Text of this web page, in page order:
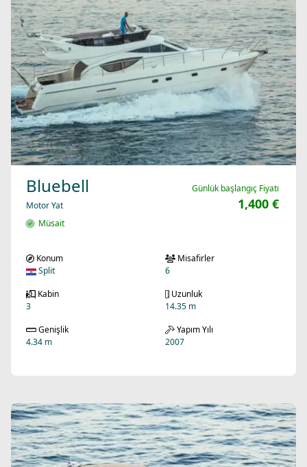
Bluebell
Motor Yat
Müsait
Günlük başlangıç Fiyatı
1,400 €
Konum
Split
Misafirler
6
Kabin
3
Uzunluk
14.35 m
Genişlik
4.34 m
Yapım Yılı
2007